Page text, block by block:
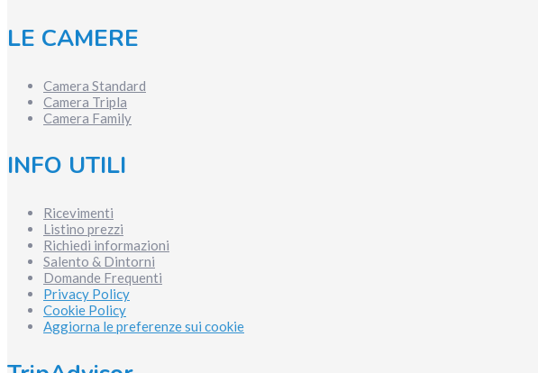
LE CAMERE
Camera Standard
Camera Tripla
Camera Family
INFO UTILI
Ricevimenti
Listino prezzi
Richiedi informazioni
Salento & Dintorni
Domande Frequenti
Privacy Policy
Cookie Policy
Aggiorna le preferenze sui cookie